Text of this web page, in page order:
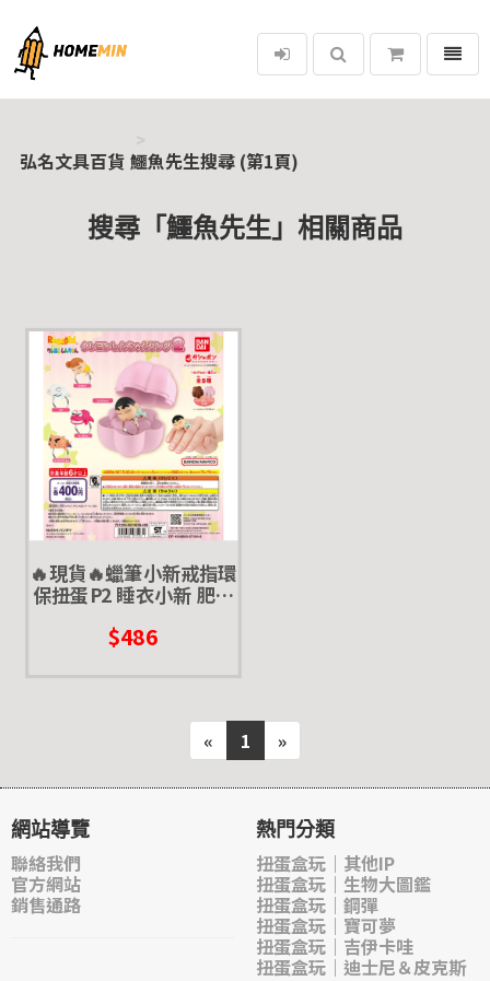
弘名文具百貨
選單
弘名文具百貨 鱷魚先生搜尋 (第1頁)
搜尋「鱷魚先生」相關商品
🔥現貨🔥蠟筆小新戒指環
保扭蛋P2 睡衣小新 肥嘟
小葵 萬代 戒指 造型 扭蛋
$486
« 1 »
網站導覽
聯絡我們
官方網站
銷售通路
熱門分類
扭蛋盒玩｜其他IP
扭蛋盒玩｜生物大圖鑑
扭蛋盒玩｜鋼彈
扭蛋盒玩｜寶可夢
扭蛋盒玩｜吉伊卡哇
扭蛋盒玩｜迪士尼＆皮克斯